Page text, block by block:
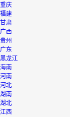
重庆
福建
甘肃
广西
贵州
广东
黑龙江
海南
河南
河北
湖南
湖北
江西